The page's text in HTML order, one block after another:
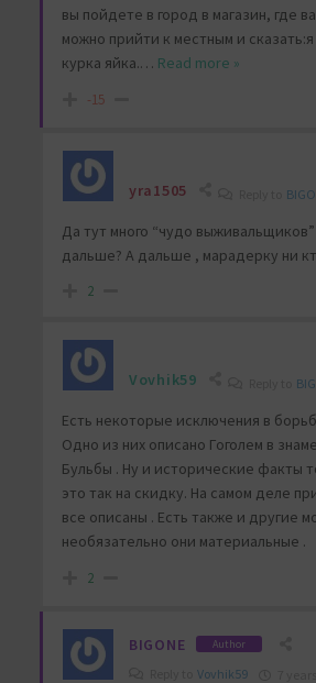
вы пойдете в город в магазин, где
можно прийти к местным и
курка яйка.… Read more »
-15
yra1505
Да тут много “чудо
дальше? А дальше , марадерку ни
2
Vovhik59
Есть некоторые исключения в
Одно из них описано Гоголем в
Бульбы . Ну и исторические факты
это так на скидку. На самом деле
все описаны . Есть также и другие
необязательно они материальные .
2
BIGONE Author
Vovhik59